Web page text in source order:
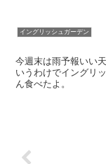
イングリッシュガーデン
今週末は雨予報いい
いうわけでイング
ん食べたよ。